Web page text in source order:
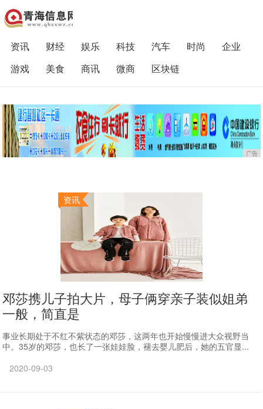
资讯 财经 娱乐 科技 汽车 时尚
企业
游戏
美食 商讯 微商 区块链
广告
资讯
邓莎携儿子拍大片，母子俩穿亲子装似姐弟
一般，简直是
事业长期处于不红不紫状态的邓莎，这两年也开始慢慢进大众视野当
中。35岁的邓莎，也长了一张娃娃脸，褪去婴儿肥后，她的五官显...
2020-09-03